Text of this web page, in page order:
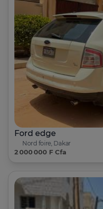
Ford edge
Nord foire, Dakar
2 000 000 F Cfa